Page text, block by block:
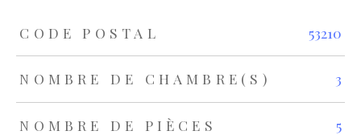
TRAD_ZEPHYR_Caracteristique TRAD_ZEPHYR_Valeurs
CODE POSTAL 53210
NOMBRE DE CHAMBRE(S) 3
NOMBRE DE PIÈCES 5